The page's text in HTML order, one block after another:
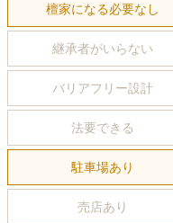
檀家になる必要なし
継承者がいらない
バリアフリー設計
法要できる
駐車場あり
売店あり